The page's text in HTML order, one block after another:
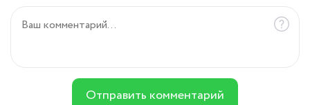
Отправить комментарий